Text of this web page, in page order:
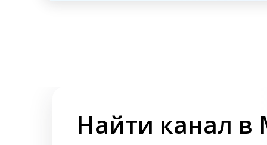
Найти канал в